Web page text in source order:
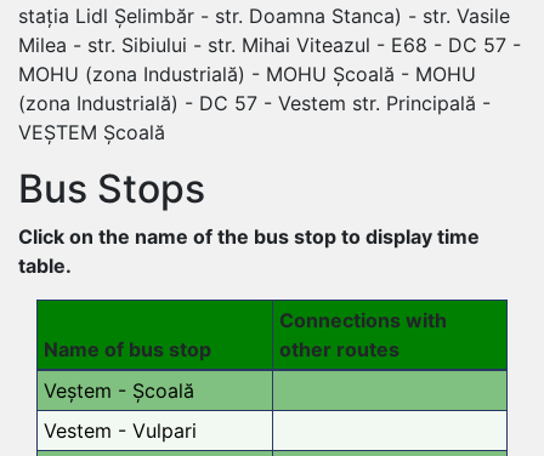
stația Lidl Șelimbăr - str. Doamna Stanca) - str. Vasile
Milea - str. Sibiului - str. Mihai Viteazul - E68 - DC 57 -
MOHU (zona Industrială) - MOHU Școală - MOHU
(zona Industrială) - DC 57 - Vestem str. Principală -
VEȘTEM Școală
Bus Stops
Click on the name of the bus stop to display time
table.
Name of bus stop
Connections with
other routes
Veștem - Școală
Vestem - Vulpari